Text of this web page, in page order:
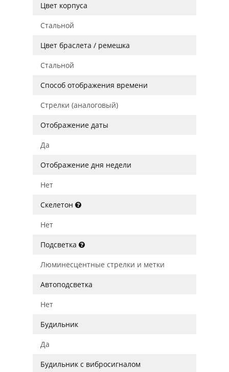
Цвет корпуса
Стальной
Цвет браслета / ремешка
Стальной
Способ отображения времени
Стрелки (аналоговый)
Отображение даты
Да
Отображение дня недели
Нет
Скелетон
Нет
Подсветка
Люминесцентные стрелки и метки
Автоподсветка
Нет
Будильник
Да
Будильник с вибросигналом